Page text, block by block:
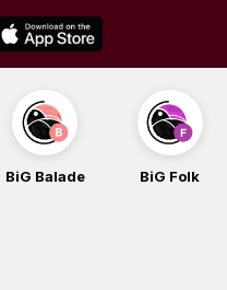
BiG Balade BiG Folk